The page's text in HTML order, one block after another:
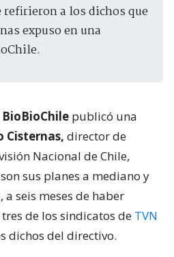
expuso en una
BioBioChile publicó una
Cisternas, director de
Nacional de Chile,
sus planes a mediano y
seis meses de haber
de los sindicatos de TVN
dichos del directivo.